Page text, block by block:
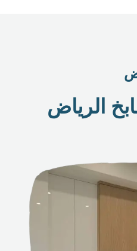
الرياض